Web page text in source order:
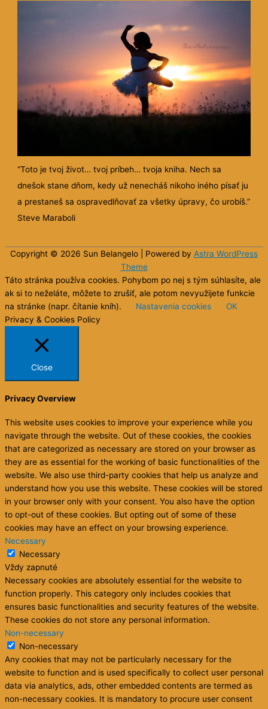
“Toto je tvoj život… tvoj príbeh… tvoja kniha. Nech sa
dnešok stane dňom, kedy už nenecháš nikoho iného písať ju
a prestaneš sa ospravedlňovať za všetky úpravy, čo urobíš.”
Steve Maraboli
Copyright © 2026 Sun Belangelo | Powered by Astra WordPress
Theme
Táto stránka používa cookies. Pohybom po nej s tým súhlasíte, ale
ak si to neželáte, môžete to zrušiť, ale potom nevyužijete funkcie
na stránke (napr. čítanie kníh).
Nastavenia cookies
OK
Privacy & Cookies Policy
Close
Privacy Overview
This website uses cookies to improve your experience while you
navigate through the website. Out of these cookies, the cookies
that are categorized as necessary are stored on your browser as
they are as essential for the working of basic functionalities of the
website. We also use third-party cookies that help us analyze and
understand how you use this website. These cookies will be stored
in your browser only with your consent. You also have the option
to opt-out of these cookies. But opting out of some of these
cookies may have an effect on your browsing experience.
Necessary
Necessary
Vždy zapnuté
Necessary cookies are absolutely essential for the website to
function properly. This category only includes cookies that
ensures basic functionalities and security features of the website.
These cookies do not store any personal information.
Non-necessary
Non-necessary
Any cookies that may not be particularly necessary for the
website to function and is used specifically to collect user personal
data via analytics, ads, other embedded contents are termed as
non-necessary cookies. It is mandatory to procure user consent